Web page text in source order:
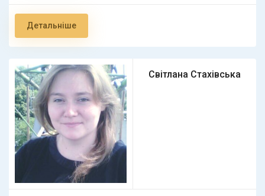
Детальніше
Світлана Стахівська